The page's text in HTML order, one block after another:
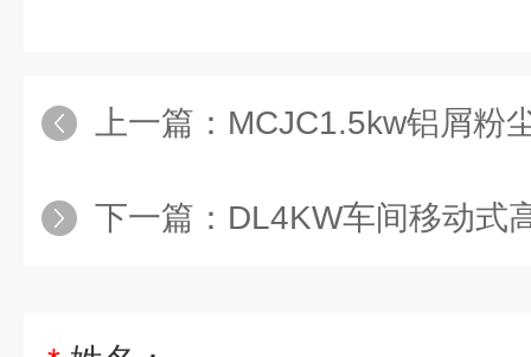
上一篇： MCJC1.5kw铝屑粉
下一篇： DL4KW车间移动式高